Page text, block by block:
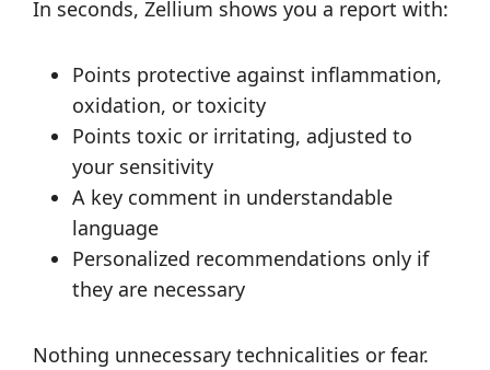
In seconds, Zellium shows you a report with:
Points protective against inflammation,
oxidation, or toxicity
Points toxic or irritating, adjusted to
your sensitivity
A key comment in understandable
language
Personalized recommendations only if
they are necessary
Nothing unnecessary technicalities or fear.